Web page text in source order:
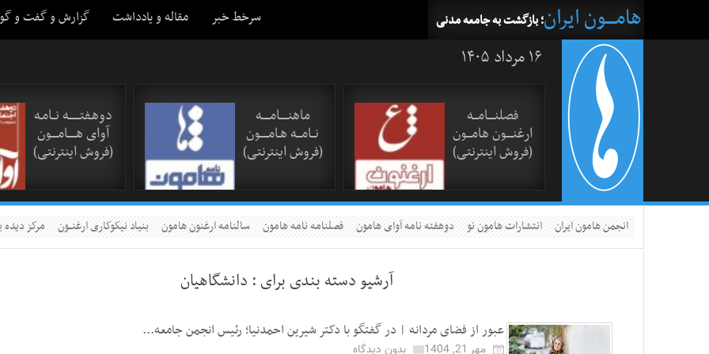
سرخط خبر مقاله و یادداشت گزارش و گفت و گو هامــــون ایران؛ بازگشت به جامعه مدنی
۱۶ مرداد ۱۴۰۵
فصلنــــامـــه
ارغنــــون هامـــون
(فروش اینترنتی)
ماهنـــــامـــــه
نــامـــه هـامـــــون
(فروش اینترنتی)
دوهـفتـــــــه نــامـه
آوای هـــــامــــون
(فروش اینترنتی)
انجمن هامون ایران انتشارات هامون نو دوهفته نامه آوای هامون فصلنامه نامه هامون سالنامه ارغنون هامون بنیاد نیکوکاری ارغنــون مرکز
آرشیو دسته بندی برای : دانشگاهیان
عبور از فضای مردانه | در گفتگو با دکتر شیرین احمدنیا؛ رئیس انجمن جامعه...
مهر 21, 1404
بدون دیدگاه